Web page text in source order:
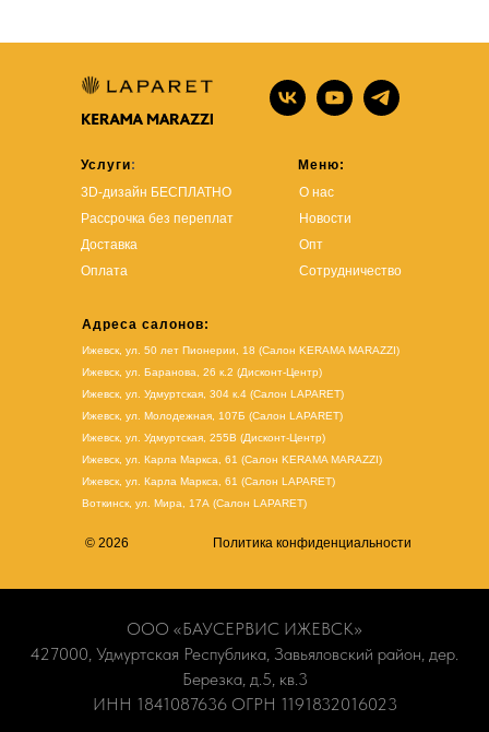
Услуги:
3D-дизайн БЕСПЛАТНО
Рассрочка без переплат
Доставка
Оплата
Меню:
О нас
Новости
Опт
Сотрудничество
Адреса салонов:
Ижевск, ул. 50 лет Пионерии, 18 (Салон KERAMA MARAZZI)
Ижевск, ул. Баранова, 26 к.2 (Дисконт-Центр)
Ижевск, ул. Удмуртская, 304 к.4 (Салон LAPARET)
Ижевск, ул. Молодежная, 107Б (Салон LAPARET)
Ижевск, ул. Удмуртская, 255В (Дисконт-Центр)
Ижевск, ул. Карла Маркса, 61 (Салон KERAMA MARAZZI)
Ижевск, ул. Карла Маркса, 61 (Салон LAPARET)
Воткинск, ул. Мира, 17А (Салон LAPARET)
© 2026 Политика конфиденциальности
ООО «БАУСЕРВИС ИЖЕВСК»
427000, Удмуртская Республика, Завьяловский район, дер.
Березка, д.5, кв.3
ИНН 1841087636 ОГРН 1191832016023